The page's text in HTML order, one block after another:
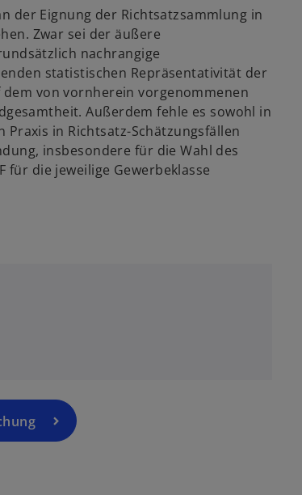
der Eignung der Richtsatzsammlung in
Zwar sei der äußere
nachrangige
statistischen Repräsentativität der
von vornherein vorgenommenen
Außerdem fehle es sowohl in
in Richtsatz-Schätzungsfällen
insbesondere für die Wahl des
für die jeweilige Gewerbeklasse